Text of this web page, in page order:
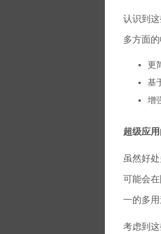
认识到
多方面
更
基
增
超级应
虽然好
可能会
一的多
考虑到